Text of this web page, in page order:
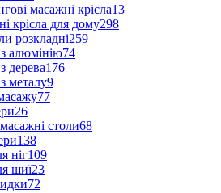
масажні крісла13
крісла для дому298
розкладні259
алюмінію74
дерева176
металу9
77
26
столи68
138
ніг109
шиї23
72